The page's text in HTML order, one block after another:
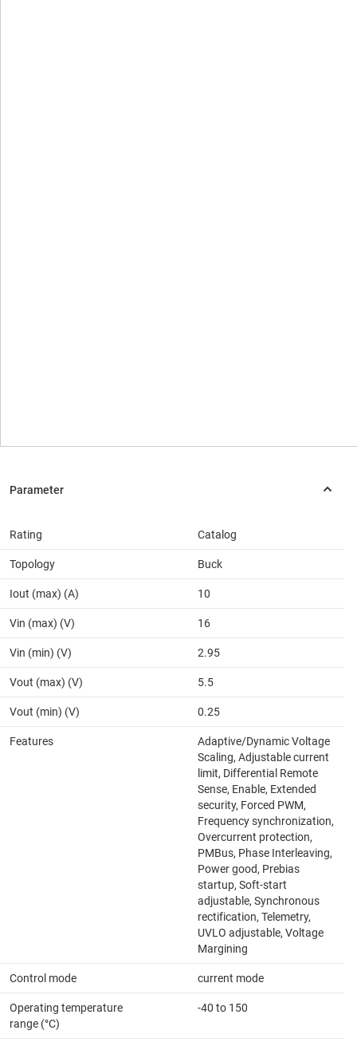
Rating Catalog
Topology Buck
Iout (max) (A) 10
Vin (max) (V) 16
Vin (min) (V) 2.95
Vout (max) (V) 5.5
Vout (min) (V) 0.25
Features
Adaptive/Dynamic Voltage
Scaling, Adjustable current
limit, Differential Remote
Sense, Enable, Extended
security, Forced PWM,
Frequency synchronization,
Overcurrent protection,
PMBus, Phase Interleaving,
Power good, Prebias
startup, Soft-start
adjustable, Synchronous
rectification, Telemetry,
UVLO adjustable, Voltage
Margining
Control mode current mode
Operating temperature
range (°C)
-40 to 150